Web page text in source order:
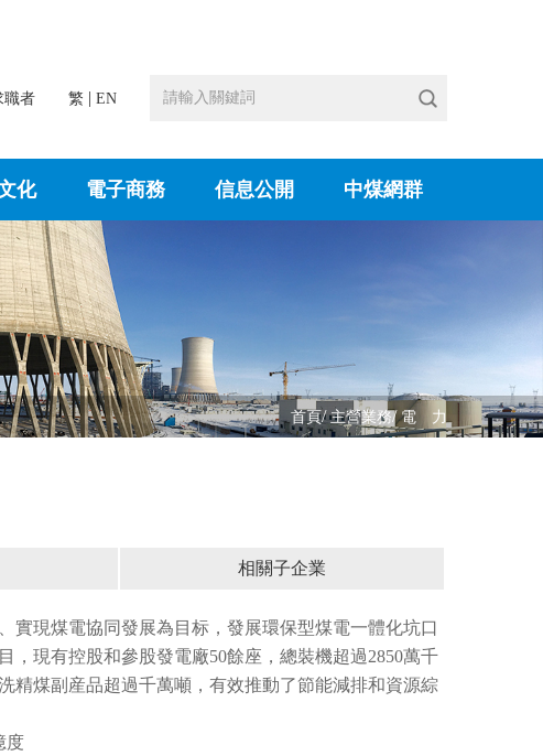
職者 繁 | EN
化 電子商務 信息公開 中煤網群
首頁/主營業務/電 力
相關子企業
實現煤電協同發展為目标，發展環保型煤電一體化坑口
，現有控股和參股發電廠50餘座，總裝機超過2850萬千
精煤副産品超過千萬噸，有效推動了節能減排和資源綜
度